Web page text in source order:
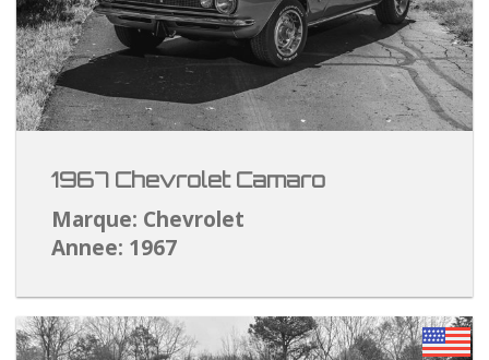
1967 Chevrolet Camaro
Marque: Chevrolet
Annee: 1967